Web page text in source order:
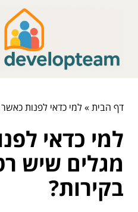
דף הבית»למי כדאי לפנות
למי כדאי
מגלים שיש
בקירות?